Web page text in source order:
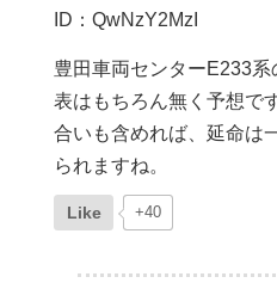
ID：QwNzY2MzI
豊田車両センターE233
表はもちろん無く予想で
合いも含めれば、延命は
られますね。
Like +40